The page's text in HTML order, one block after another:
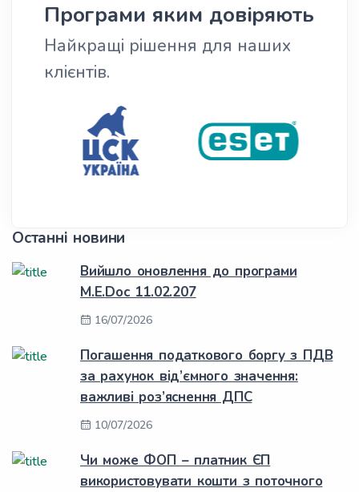
Програми яким довіряють
Найкращі рішення для наших
клієнтів.
Останні новини
Вийшло оновлення до програми
M.E.Doc 11.02.207
16/07/2026
Погашення податкового боргу з ПДВ
за рахунок від’ємного значення:
важливі роз’яснення ДПС
10/07/2026
Чи може ФОП – платник ЄП
використовувати кошти з поточного